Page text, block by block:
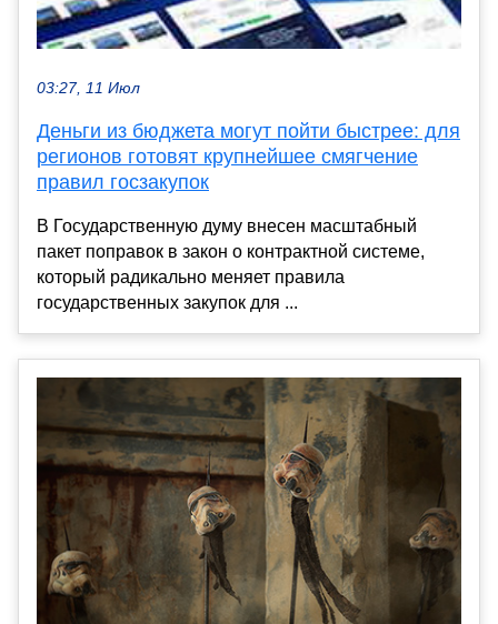
03:27, 11 Июл
Деньги из бюджета могут пойти быстрее: для
регионов готовят крупнейшее смягчение
правил госзакупок
В Государственную думу внесен масштабный
пакет поправок в закон о контрактной системе,
который радикально меняет правила
государственных закупок для ...